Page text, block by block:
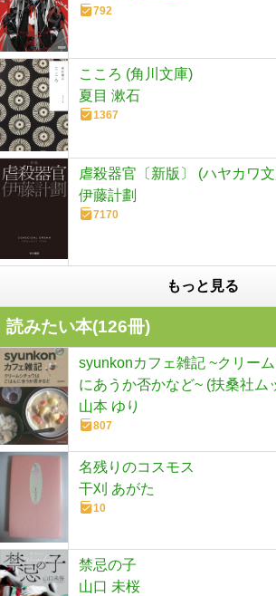
792
こころ (角川文庫)
夏目 漱石
1367
虐殺器官〔新版〕 (ハヤカワ
伊藤計劃
7170
もっと見る
読みたい本(126冊)
syunkonカフェ雑記 ~クリー
にあうか否かなど~ (扶桑社ム
山本 ゆり
807
名残りのコスモス
干刈 あがた
10
禁忌の子
山口 未桜